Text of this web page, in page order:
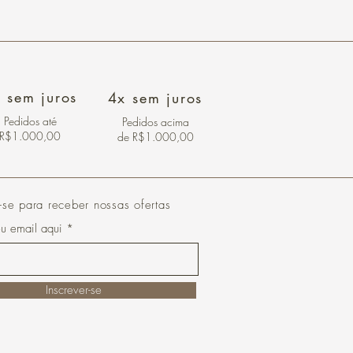
sem juros
Pedidos até
R$1.000,00
4x sem juros
Pedidos acima
de R$1.000,00
para receber nossas ofertas
email aqui
Inscrever-se